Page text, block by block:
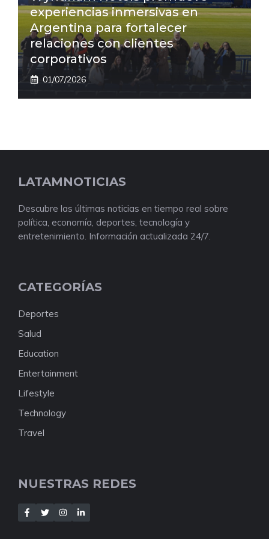
experiencias inmersivas en
Argentina para fortalecer
relaciones con clientes
corporativos
01/07/2026
LATAMNOTICIAS
Descubre las últimas noticias en tiempo real sobre
política, economía, deportes, tecnología y
entretenimiento. Información actualizada 24/7.
CATEGORÍAS
Deportes
Salud
Education
Entertainment
Lifestyle
Technology
Travel
NUESTRAS REDES